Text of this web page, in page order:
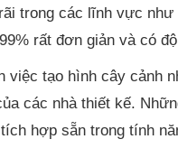
trong các lĩnh vực
rất đơn giản và có
việc tạo hình cây
các nhà thiết kế.
hợp sẵn trong tính